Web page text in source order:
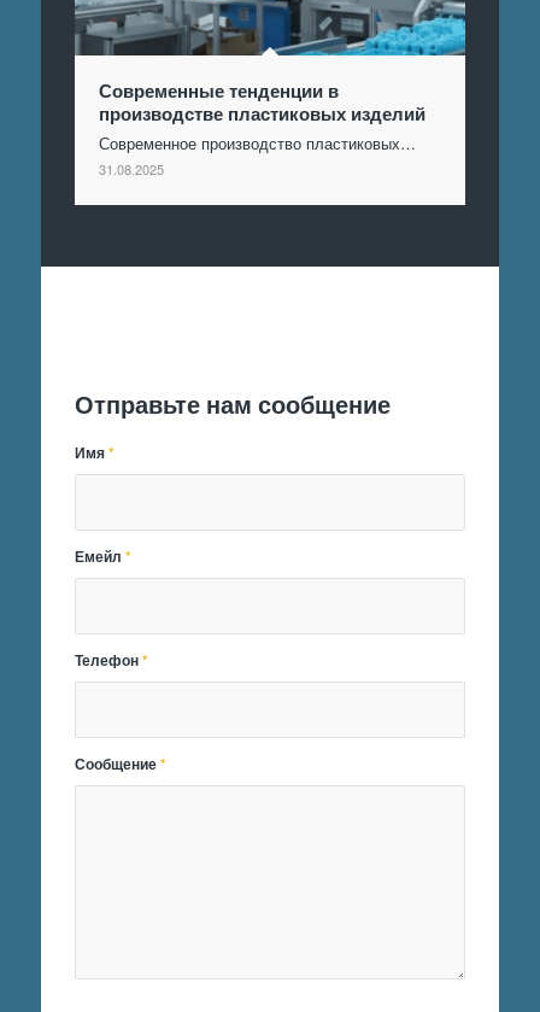
Современные тенденции в
производстве пластиковых изделий
Современное производство пластиковых…
31.08.2025
Отправьте нам сообщение
Имя*
Емейл*
Телефон*
Сообщение*